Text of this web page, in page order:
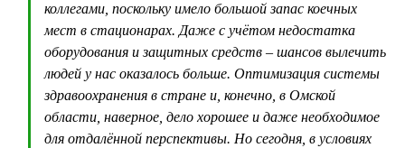
коллегами, поскольку имело большой запас коечных
мест в стационарах. Даже с учётом недостатка
оборудования и защитных средств – шансов вылечить
людей у нас оказалось больше. Оптимизация системы
здравоохранения в стране и, конечно, в Омской
области, наверное, дело хорошее и даже необходимое
для отдалённой перспективы. Но сегодня, в условиях